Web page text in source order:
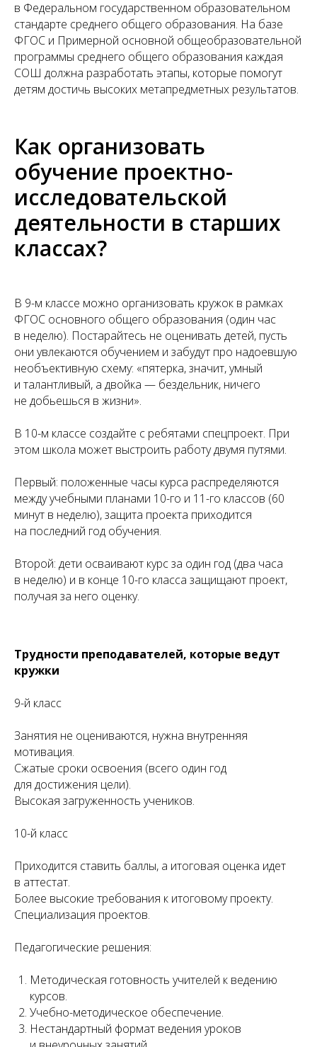
в Федеральном государственном образовательном
стандарте среднего общего образования. На базе
ФГОС и Примерной основной общеобразовательной
программы среднего общего образования каждая
СОШ должна разработать этапы, которые помогут
детям достичь высоких метапредметных результатов.
Как организовать
обучение проектно-
исследовательской
деятельности в старших
классах?
В 9-м классе можно организовать кружок в рамках
ФГОС основного общего образования (один час
в неделю). Постарайтесь не оценивать детей, пусть
они увлекаются обучением и забудут про надоевшую
необъективную схему: «пятерка, значит, умный
и талантливый, а двойка — бездельник, ничего
не добьешься в жизни».
В 10-м классе создайте с ребятами спецпроект. При
этом школа может выстроить работу двумя путями.
Первый: положенные часы курса распределяются
между учебными планами 10-го и 11-го классов (60
минут в неделю), защита проекта приходится
на последний год обучения.
Второй: дети осваивают курс за один год (два часа
в неделю) и в конце 10-го класса защищают проект,
получая за него оценку.
Трудности преподавателей, которые ведут
кружки
9-й класс
Занятия не оцениваются, нужна внутренняя
мотивация.
Сжатые сроки освоения (всего один год
для достижения цели).
Высокая загруженность учеников.
10-й класс
Приходится ставить баллы, а итоговая оценка идет
в аттестат.
Более высокие требования к итоговому проекту.
Специализация проектов.
Педагогические решения:
Методическая готовность учителей к ведению
курсов.
Учебно-методическое обеспечение.
Нестандартный формат ведения уроков